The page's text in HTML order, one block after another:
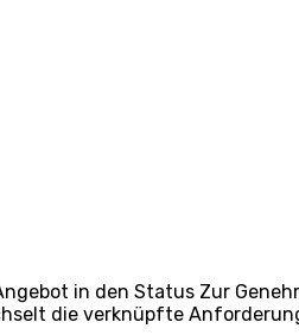
in den Status Zur
die verknüpfte